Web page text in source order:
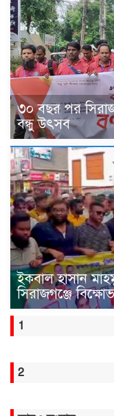
৩০ বছর পর
বন্ধু উৎসব
ইকবাল হাসান
সিরাজগঞ্জে বিক্ষোভ
1
2